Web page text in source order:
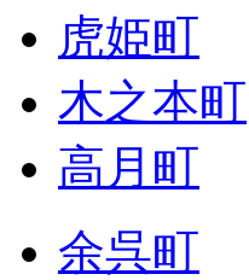
虎姫町
木之本町
高月町
余呉町